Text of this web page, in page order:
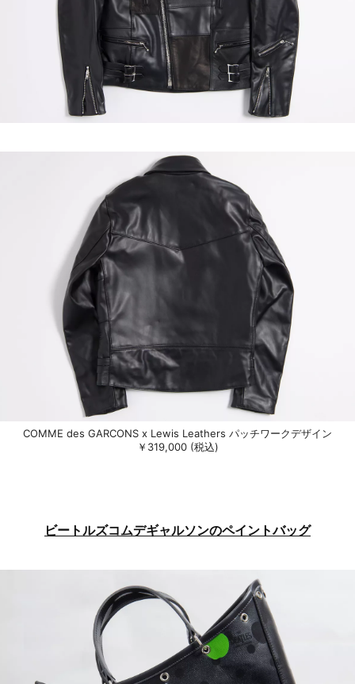
COMME des GARCONS x Lewis Leathers パッチワークデザイン
￥319,000 (税込)
ビートルズコムデギャルソンのペイントバッグ